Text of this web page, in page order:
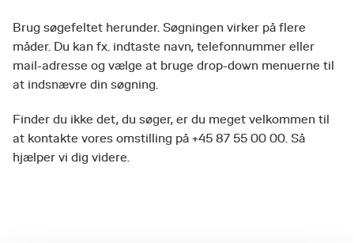
Brug søgefeltet herunder. Søgningen virker på flere
måder. Du kan fx. indtaste navn, telefonnummer eller
mail-adresse og vælge at bruge drop-down menuerne til
at indsnævre din søgning.
Finder du ikke det, du søger, er du meget velkommen til
at kontakte vores omstilling på +45 87 55 00 00. Så
hjælper vi dig videre.